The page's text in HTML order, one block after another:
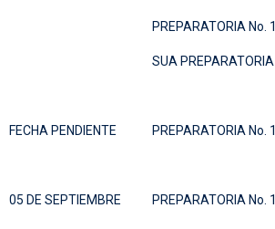
PREPARATORIA No.
SUA
FECHA PENDIENTE PREPARATORIA No.
05 DE SEPTIEMBRE PREPARATORIA No.